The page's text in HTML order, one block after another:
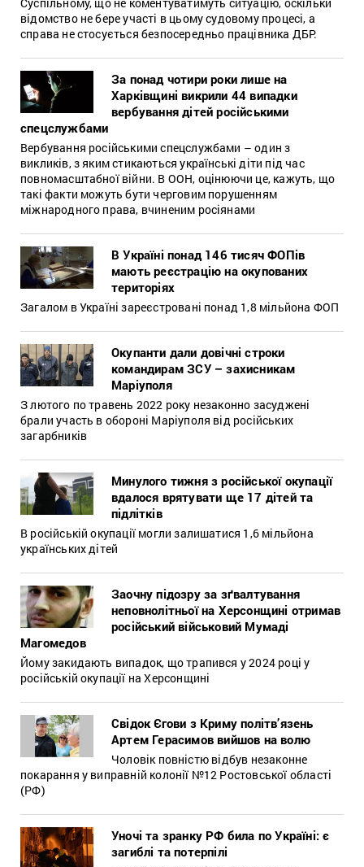
відомство не бере участі в цьому судовому процесі, а
справа не стосується безпосередньо працівника ДБР.
За понад чотири роки лише на
Харківщині викрили 44 випадки
вербування дітей російськими
спецслужбами
Вербування російськими спецслужбами – один з
викликів, з яким стикаються українські діти під час
повномасштабної війни. В ООН, оцінюючи це, кажуть, що
такі факти можуть бути черговим порушенням
міжнародного права, вчиненим росіянами
В Україні понад 146 тисяч ФОПів
мають реєстрацію на окупованих
територіях
Загалом в Україні зареєстровані понад 1,8 мільйона ФОП
Окупанти дали довічні строки
командирам ЗСУ – захисникам
Маріуполя
З лютого по травень 2022 року незаконно засуджені
брали участь в обороні Маріуполя від російських
загарбників
Минулого тижня з російської окупації
вдалося врятувати ще 17 дітей та
підлітків
В російській окупації могли залишатися 1,6 мільйона
українських дітей
Заочну підозру за зґвалтування
неповнолітньої на Херсонщині отримав
російський військовий Мумаді
Магомедов
Йому закидають випадок, що трапився у 2024 році у
російській окупації на Херсонщині
Свідок Єгови з Криму політв’язень
Артем Герасимов вийшов на волю
Чоловік повністю відбув незаконне
покарання у виправній колонії №12 Ростовської області
(РФ)
Уночі та зранку РФ била по Україні: є
загиблі та потерпілі